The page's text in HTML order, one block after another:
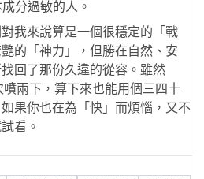
分過敏的人。
我來說算是一個很穩定的「戰
的「神力」，但勝在自然、安
回了那份久違的從容。雖然
兩下，算下來也能用個三四十
果你也在為「快」而煩惱，又不
看。